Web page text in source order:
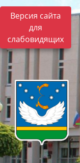
Версия сайта
для
слабовидящих